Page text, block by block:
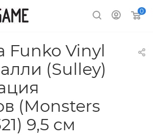
0
Funko Vinyl
(Sulley)
(Monsters
9,5 см